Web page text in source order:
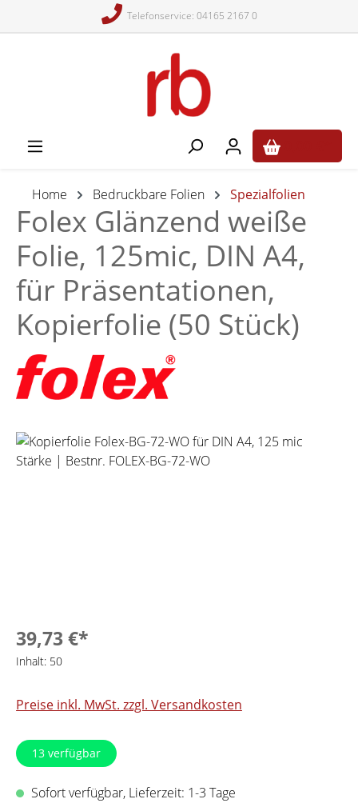
Telefonservice: 04165 2167 0
Home Bedruckbare Folien Spezialfolien
Folex Glänzend weiße
Folie, 125mic, DIN A4,
für Präsentationen,
Kopierfolie (50 Stück)
Bildergalerie überspringen
39,73 €*
Inhalt: 50
Preise inkl. MwSt. zzgl. Versandkosten
13 verfügbar
Sofort verfügbar, Lieferzeit: 1-3 Tage